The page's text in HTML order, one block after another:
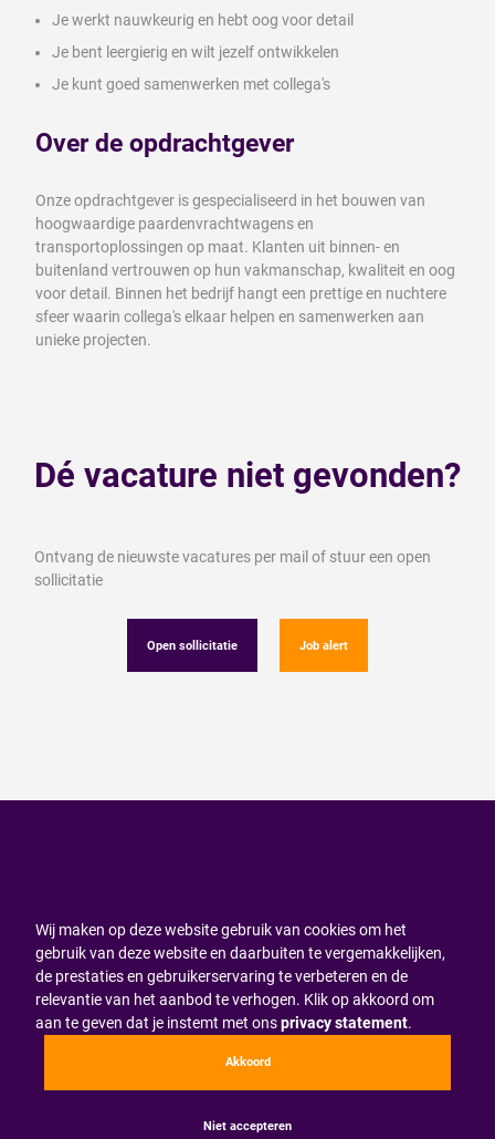
Je werkt nauwkeurig en hebt oog voor detail
Je bent leergierig en wilt jezelf ontwikkelen
Je kunt goed samenwerken met collega's
Over de opdrachtgever
Onze opdrachtgever is gespecialiseerd in het bouwen van
hoogwaardige paardenvrachtwagens en
transportoplossingen op maat. Klanten uit binnen- en
buitenland vertrouwen op hun vakmanschap, kwaliteit en oog
voor detail. Binnen het bedrijf hangt een prettige en nuchtere
sfeer waarin collega's elkaar helpen en samenwerken aan
unieke projecten.
Dé vacature niet gevonden?
Ontvang de nieuwste vacatures per mail of stuur een open
sollicitatie
Open sollicitatie Job alert
Wij maken op deze website gebruik van cookies om het
gebruik van deze website en daarbuiten te vergemakkelijken,
de prestaties en gebruikerservaring te verbeteren en de
relevantie van het aanbod te verhogen. Klik op akkoord om
aan te geven dat je instemt met onsprivacy statement.
Akkoord
Niet accepteren